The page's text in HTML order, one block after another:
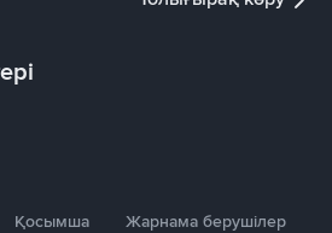
Қосымша Жарнама берушілер